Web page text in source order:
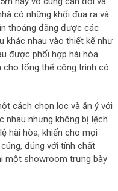
có những khối đua ra và
thoáng đãng được các
khác nhau vào thiết kế như
được phối hợp hài hòa
cho tổng thể công trình có
cách chọn lọc và ăn ý với
nhau nhưng không bị lệch
hài hòa, khiến cho mọi
đúng với tính chất
một showroom trưng bày